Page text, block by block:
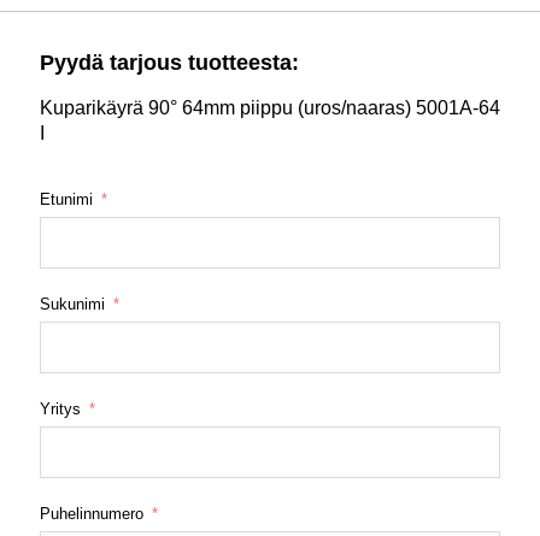
Pyydä tarjous tuotteesta:
Kuparikäyrä 90° 64mm piippu (uros/naaras) 5001A-64
Etunimi
Sukunimi
Yritys
Puhelinnumero